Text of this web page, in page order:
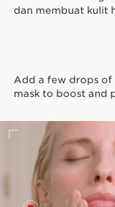
dan membuat kulit
Add a few drops of
mask to boost and